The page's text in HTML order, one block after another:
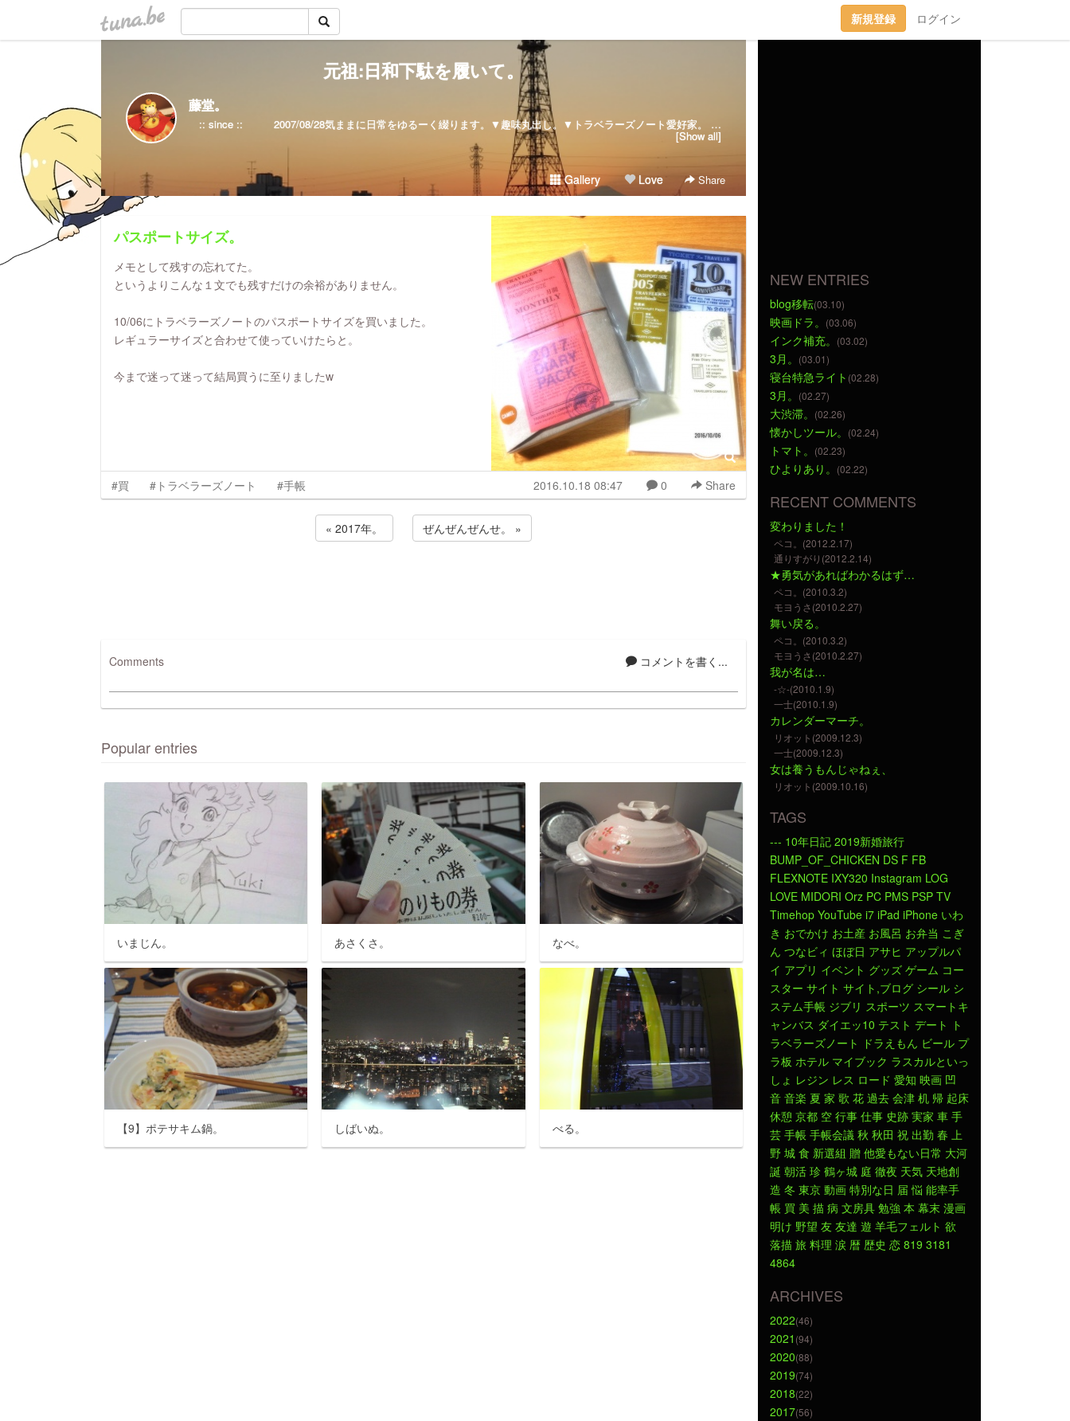
tuna.be 新規登録 ログイン
元祖:日和下駄を履いて。
藤堂。
:: since :: 2007/08/28気ままに日常をゆるーく綴ります。▼趣味丸出し。▼トラベラーズノート愛好家。 →書籍に一部載せていただきました★(奇跡)▼小さいノート活用術▼FLEXNOTEも活用しています。▼他、手帳・文房具大好き。▼2018に都内→田舎に移住。▼プラ板・レジン・手芸などハンドメイドをたまに▼メインはインスタです。
[Show all]
Gallery Love Share
パスポートサイズ。
メモとして残すの忘れてた。
というよりこんな１文でも残すだけの余裕がありません。
10/06にトラベラーズノートのパスポートサイズを買いました。
レギュラーサイズと合わせて使っていけたらと。
今まで迷って迷って結局買うに至りましたw
#買 #トラベラーズノート #手帳 2016.10.18 08:47 0 Share
« 2017年。 ぜんぜんぜんせ。 »
コメントを書く...
Comments
Popular entries
いまじん。 あさくさ。 なべ。
【9】ポテサキム鍋。 しばいぬ。 べる。
NEW ENTRIES
blog移転(03.10)
映画ドラ。 (03.06)
インク補充。 (03.02)
3月。 (03.01)
寝台特急ライト (02.28)
3月。 (02.27)
大渋滞。 (02.26)
懐かしツール。 (02.24)
トマト。 (02.23)
ひよりあり。 (02.22)
RECENT COMMENTS
変わりました！
ペコ。(2012.2.17)
通りすがり(2012.2.14)
★勇気があればわかるはず…
ペコ。(2010.3.2)
モヨうさ(2010.2.27)
舞い戻る。
ペコ。(2010.3.2)
モヨうさ(2010.2.27)
我が名は…
-☆-(2010.1.9)
一士(2010.1.9)
カレンダーマーチ。
リオット(2009.12.3)
一士(2009.12.3)
女は養うもんじゃねぇ、
リオット(2009.10.16)
TAGS
--- 10年日記 2019新婚旅行
BUMP_OF_CHICKEN DS F FB
FLEXNOTE IXY320 Instagram LOG
LOVE MIDORI Orz PC PMS PSP TV
Timehop YouTube i7 iPad iPhone いわ
き おでかけ お土産 お風呂 お弁当 こぎ
ん つなビィ ほぼ日 アサヒ アップルパ
イ アプリ イベント グッズ ゲーム コー
スター サイト サイト,ブログ シール シ
ステム手帳 ジブリ スポーツ スマートキ
ャンバス ダイエッ10 テスト デート ト
ラベラーズノート ドラえもん ビール プ
ラ板 ホテル マイブック ラスカルといっ
しょ レジン レス ロード 愛知 映画 凹
音 音楽 夏 家 歌 花 過去 会津 机 帰 起床
休憩 京都 空 行事 仕事 史跡 実家 車 手
芸 手帳 手帳会議 秋 秋田 祝 出勤 春 上
野 城 食 新選組 贈 他愛もない日常 大河
誕 朝活 珍 鶴ヶ城 庭 徹夜 天気 天地創
造 冬 東京 動画 特別な日 届 悩 能率手
帳 買 美 描 病 文房具 勉強 本 幕末 漫画
明け 野望 友 友達 遊 羊毛フェルト 欲
落描 旅 料理 涙 暦 歴史 恋 819 3181
4864
ARCHIVES
2022(46)
2021 (94)
2020(88)
2019(74)
2018(22)
2017(56)